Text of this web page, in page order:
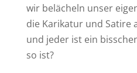
wir belächeln unser
die Karikatur und Satire
und jeder ist ein
so ist?